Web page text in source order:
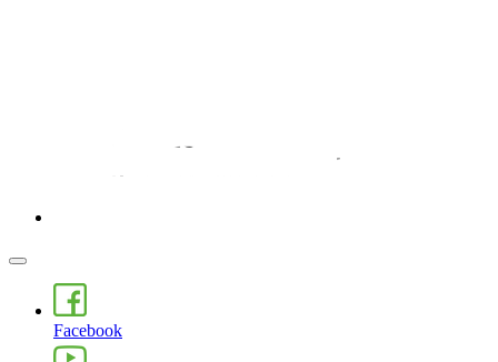
MENU
PRINCIPAL
Facebook